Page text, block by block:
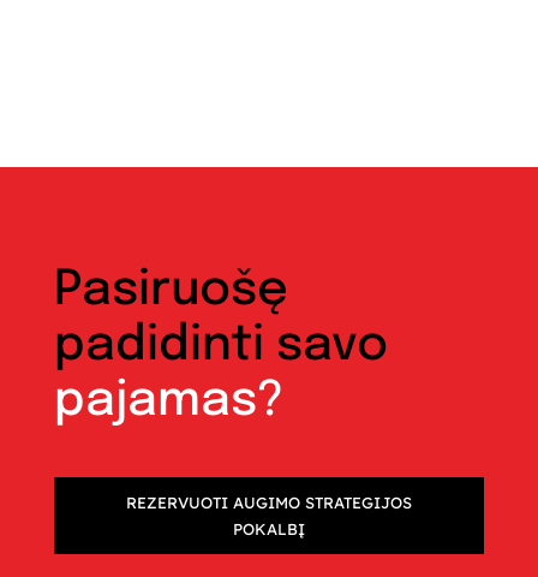
Pasiruošę
padidinti savo
pajamas?
REZERVUOTI AUGIMO STRATEGIJOS
POKALBĮ